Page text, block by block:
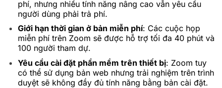
phí, nhưng nhiều tính năng nâng cao vẫn yêu cầu
người dùng phải trả phí.
Giới hạn thời gian ở bản miễn phí: Các cuộc họp
miễn phí trên Zoom sẽ được hỗ trợ tối đa 40 phút và
100 người tham dự.
Yêu cầu cài đặt phần mềm trên thiếtbị: Zoom tuy
có thể sử dụng bản web nhưng trải nghiệm trên trình
duyệt sẽ không đầy đủ tính năng bằng bản cài đặt.